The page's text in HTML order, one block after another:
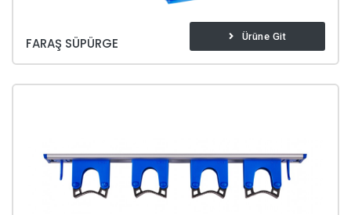
FARAŞ SÜPÜRGE Ürüne Git